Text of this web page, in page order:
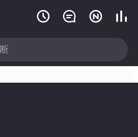
   